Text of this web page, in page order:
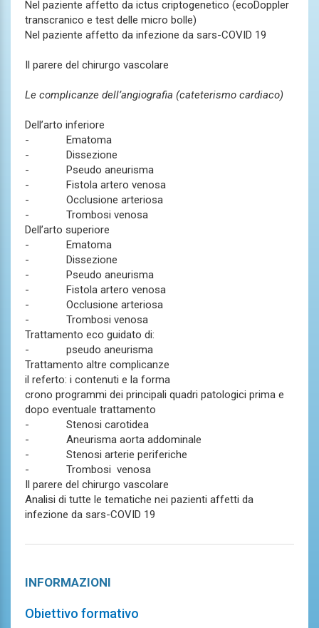
Nel paziente affetto da ictus criptogenetico (ecoDoppler
transcranico e test delle micro bolle)
Nel paziente affetto da infezione da sars-COVID 19
Il parere del chirurgo vascolare
Le complicanze dell’angiografia (cateterismo cardiaco)
Dell’arto inferiore
- Ematoma
- Dissezione
- Pseudo aneurisma
- Fistola artero venosa
- Occlusione arteriosa
- Trombosi venosa
Dell’arto superiore
- Ematoma
- Dissezione
- Pseudo aneurisma
- Fistola artero venosa
- Occlusione arteriosa
- Trombosi venosa
Trattamento eco guidato di:
- pseudo aneurisma
Trattamento altre complicanze
il referto: i contenuti e la forma
crono programmi dei principali quadri patologici prima e
dopo eventuale trattamento
- Stenosi carotidea
- Aneurisma aorta addominale
- Stenosi arterie periferiche
- Trombosi venosa
Il parere del chirurgo vascolare
Analisi di tutte le tematiche nei pazienti affetti da
infezione da sars-COVID 19
INFORMAZIONI
Obiettivo formativo